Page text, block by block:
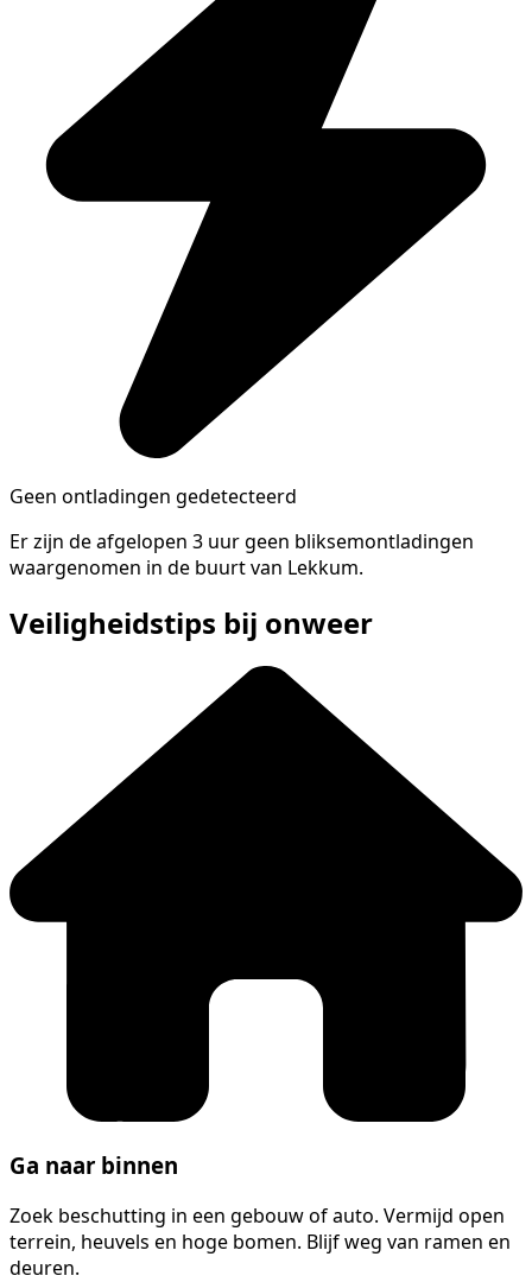
Geen ontladingen gedetecteerd
Er zijn de afgelopen 3 uur geen bliksemontladingen
waargenomen in de buurt van Lekkum.
Veiligheidstips bij onweer
Ga naar binnen
Zoek beschutting in een gebouw of auto. Vermijd open
terrein, heuvels en hoge bomen. Blijf weg van ramen en
deuren.